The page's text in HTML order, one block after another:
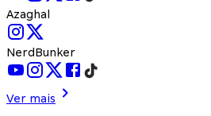
Azaghal
NerdBunker
Ver mais